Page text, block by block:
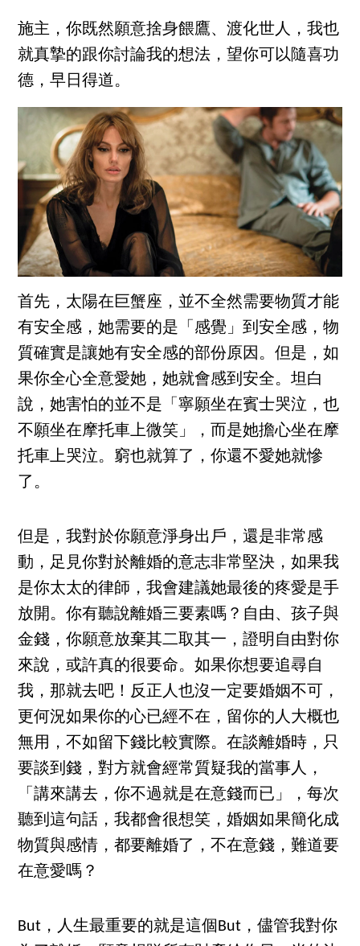
施主，你既然願意捨身餵鷹、渡化世人，我也
就真摯的跟你討論我的想法，望你可以隨喜功
德，早日得道。
首先，太陽在巨蟹座，並不全然需要物質才能
有安全感，她需要的是「感覺」到安全感，物
質確實是讓她有安全感的部份原因。但是，如
果你全心全意愛她，她就會感到安全。坦白
說，她害怕的並不是「寧願坐在賓士哭泣，也
不願坐在摩托車上微笑」，而是她擔心坐在摩
托車上哭泣。窮也就算了，你還不愛她就慘
了。
但是，我對於你願意淨身出戶，還是非常感
動，足見你對於離婚的意志非常堅決，如果我
是你太太的律師，我會建議她最後的疼愛是手
放開。你有聽說離婚三要素嗎？自由、孩子與
金錢，你願意放棄其二取其一，證明自由對你
來說，或許真的很要命。如果你想要追尋自
我，那就去吧！反正人也沒一定要婚姻不可，
更何況如果你的心已經不在，留你的人大概也
無用，不如留下錢比較實際。在談離婚時，只
要談到錢，對方就會經常質疑我的當事人，
「講來講去，你不過就是在意錢而已」，每次
聽到這句話，我都會很想笑，婚姻如果簡化成
物質與感情，都要離婚了，不在意錢，難道要
在意愛嗎？
But，人生最重要的就是這個But，儘管我對你